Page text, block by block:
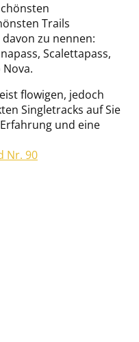
Trails
zu nennen:
Scalettapass,
flowigen, jedoch
Singletracks auf Sie
und eine
Nr. 90